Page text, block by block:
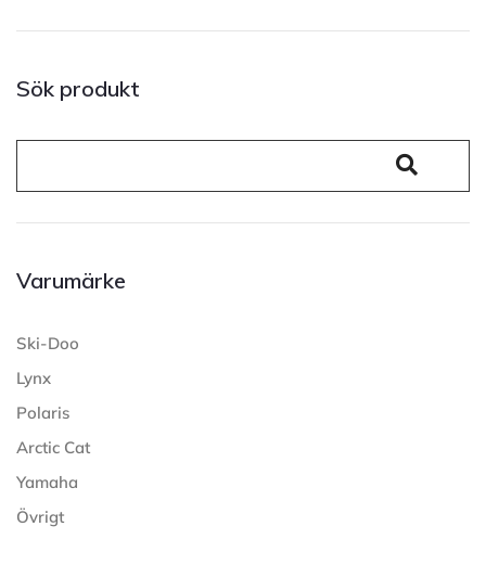
Sök produkt
Varumärke
Ski-Doo
Lynx
Polaris
Arctic Cat
Yamaha
Övrigt